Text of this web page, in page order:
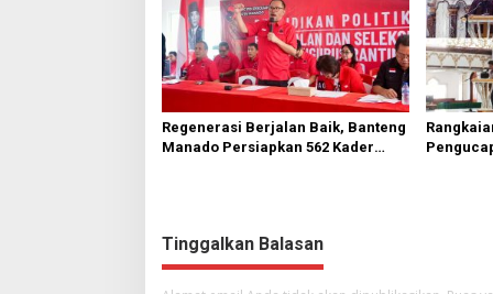
Regenerasi Berjalan Baik, Banteng
Manado Persiapkan 562 Kader
Tinggalkan Balasan